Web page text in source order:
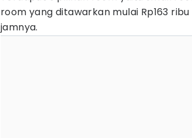
room yang ditawarkan mulai Rp163
jamnya.